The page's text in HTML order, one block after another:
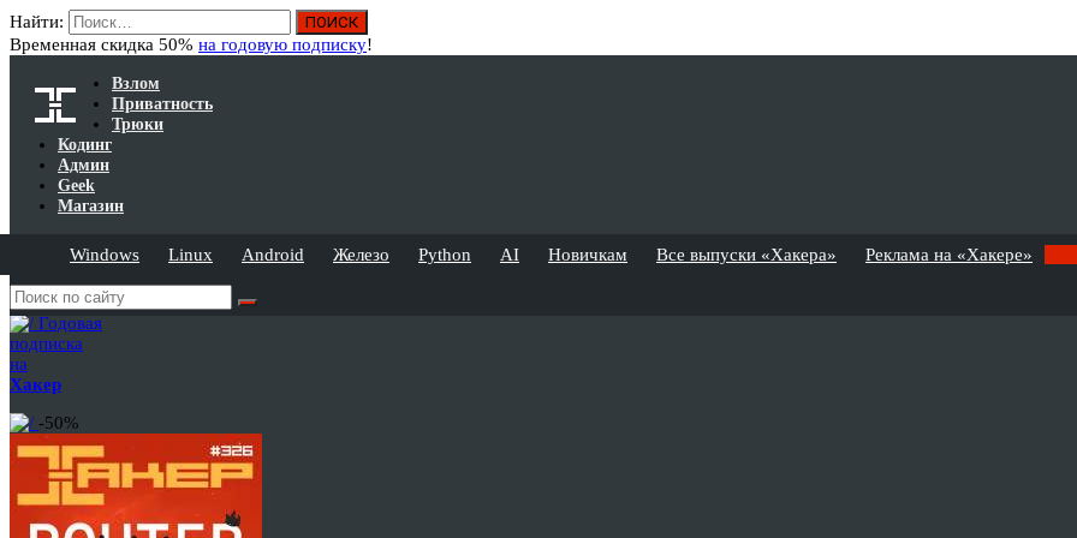
Найти:
Временная скидка 50% на годовую подписку!
Взлом
Приватность
Трюки
Кодинг
Админ
Geek
Магазин
Windows Linux Android Железо Python AI Новичкам Все выпуски «Хакера» Реклама на «Хакере»
Годовая
подписка
на
Хакер
-50%